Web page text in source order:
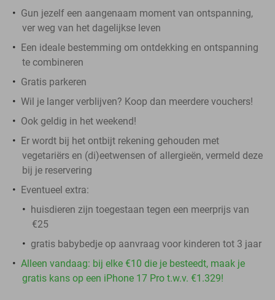
Gun jezelf een aangenaam moment van ontspanning,
ver weg van het dagelijkse leven
Een ideale bestemming om ontdekking en ontspanning
te combineren
Gratis parkeren
Wil je langer verblijven? Koop dan meerdere vouchers!
Ook geldig in het weekend!
Er wordt bij het ontbijt rekening gehouden met
vegetariërs en (di)eetwensen of allergieën, vermeld deze
bij je reservering
Eventueel extra:
huisdieren zijn toegestaan tegen een meerprijs van
€25
gratis babybedje op aanvraag voor kinderen tot 3 jaar
Alleen vandaag: bij elke €10 die je besteedt, maak je
gratis kans op een iPhone 17 Pro t.w.v. €1.329!